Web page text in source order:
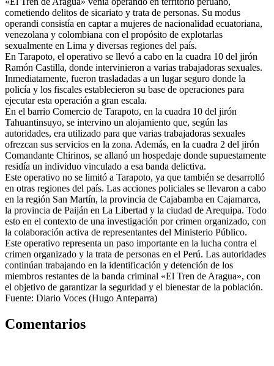
cometiendo delitos de sicariato y trata de personas. Su modus
operandi consistía en captar a mujeres de nacionalidad ecuatoriana,
venezolana y colombiana con el propósito de explotarlas
sexualmente en Lima y diversas regiones del país.
En Tarapoto, el operativo se llevó a cabo en la cuadra 10 del jirón
Ramón Castilla, donde intervinieron a varias trabajadoras sexuales.
Inmediatamente, fueron trasladadas a un lugar seguro donde la
policía y los fiscales establecieron su base de operaciones para
ejecutar esta operación a gran escala.
En el barrio Comercio de Tarapoto, en la cuadra 10 del jirón
Tahuantinsuyo, se intervino un alojamiento que, según las
autoridades, era utilizado para que varias trabajadoras sexuales
ofrezcan sus servicios en la zona. Además, en la cuadra 2 del jirón
Comandante Chirinos, se allanó un hospedaje donde supuestamente
residía un individuo vinculado a esa banda delictiva.
Este operativo no se limitó a Tarapoto, ya que también se desarrolló
en otras regiones del país. Las acciones policiales se llevaron a cabo
en la región San Martín, la provincia de Cajabamba en Cajamarca,
la provincia de Paiján en La Libertad y la ciudad de Arequipa. Todo
esto en el contexto de una investigación por crimen organizado, con
la colaboración activa de representantes del Ministerio Público.
Este operativo representa un paso importante en la lucha contra el
crimen organizado y la trata de personas en el Perú. Las autoridades
continúan trabajando en la identificación y detención de los
miembros restantes de la banda criminal «El Tren de Aragua», con
el objetivo de garantizar la seguridad y el bienestar de la población.
Fuente: Diario Voces (Hugo Anteparra)
Comentarios